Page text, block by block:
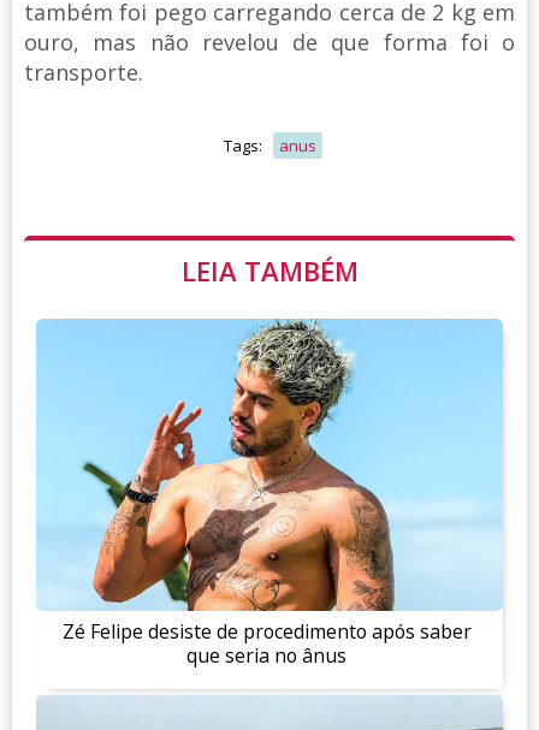
também foi pego carregando cerca de 2 kg em
ouro, mas não revelou de que forma foi o
transporte.
Tags: anus
LEIA TAMBÉM
Zé Felipe desiste de procedimento após saber
que seria no ânus